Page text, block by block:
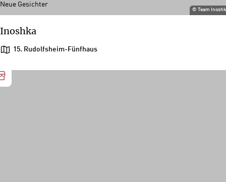
© Team
Neue Gesichter
Inoshka
15. Rudolfsheim-Fünfhaus